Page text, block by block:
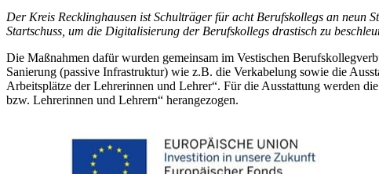
Der Kreis Recklinghausen ist Schulträger für acht Berufskollegs an neun
Startschuss, um die Digitalisierung der Berufskollegs drastisch zu
Die Maßnahmen dafür wurden gemeinsam im Vestischen
Sanierung (passive Infrastruktur) wie z.B. die Verkabelung sowie die
Arbeitsplätze der Lehrerinnen und Lehrer“. Für die Ausstattung werden
bzw. Lehrerinnen und Lehrern“ herangezogen.